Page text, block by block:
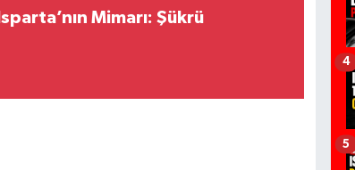
Mimarı: Şükrü
4
5